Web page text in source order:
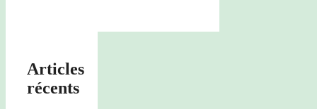
Articles
récents